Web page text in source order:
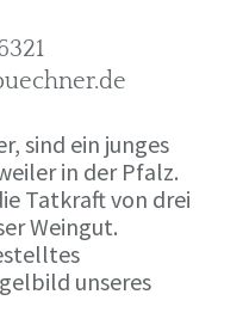
sind ein junges
in der Pfalz.
Tatkraft von drei
Weingut.
unseres